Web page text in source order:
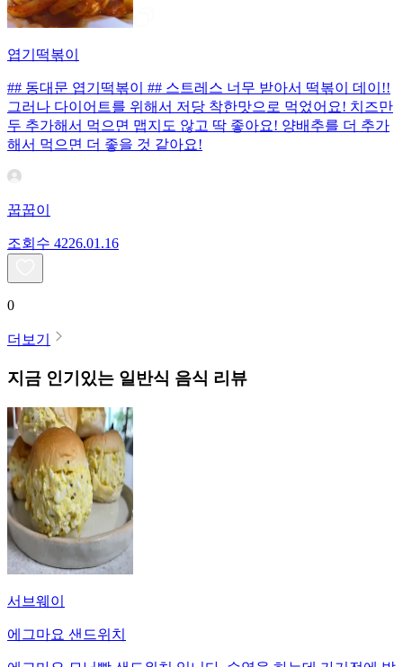
엽기떡볶이
## 동대문 엽기떡볶이 ## 스트레스 너무 받아서 떡볶이 데이!!
그러나 다이어트를 위해서 저당 착한맛으로 먹었어요! 치즈만
두 추가해서 먹으면 맵지도 않고 딱 좋아요! 양배추를 더 추가
해서 먹으면 더 좋을 것 같아요!
꿉꿉이
조회수 4226.01.16
0
더보기
지금 인기있는 일반식 음식 리뷰
서브웨이
에그마요 샌드위치